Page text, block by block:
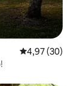
Prosječna
4,97 (30)